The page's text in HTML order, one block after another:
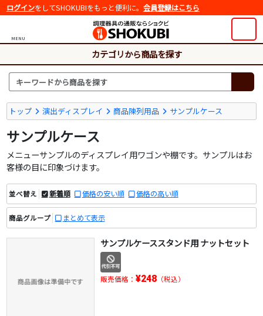
ログインをしてSHOKUBIをもっと便利に。 会員登録はこちら
MENU
カテゴリから商品を探す
トップ 演出ディスプレイ 商品陳列用品 サンプルケース
サンプルケース
メニューサンプルのディスプレイ用ワゴンや棚です。サンプルはお
客様の目に印象づけます。
並べ替え 新着順 価格の安い順 価格の高い順
商品グループ まとめて表示
サンプルケーススタンド用 ナットセット
販売価格： ¥248（税込）